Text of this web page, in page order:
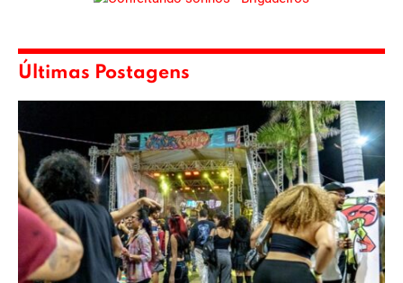
Últimas Postagens